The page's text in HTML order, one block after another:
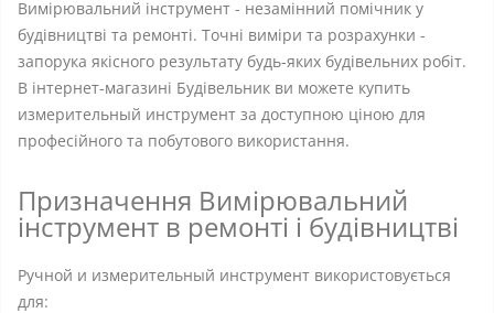
Вимірювальний інструмент - незамінний помічник у
будівництві та ремонті. Точні виміри та розрахунки -
запорука якісного результату будь-яких будівельних робіт.
В інтернет-магазині Будівельник ви можете купить
измерительный инструмент за доступною ціною для
професійного та побутового використання.
Призначення Вимірювальний
інструмент в ремонті і будівництві
Ручной и измерительный инструмент використовується
для: